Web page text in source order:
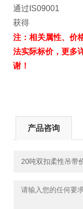
通过IS09001
获得
注：相关属性、价
法实际标价，更多
谢！
产品咨询